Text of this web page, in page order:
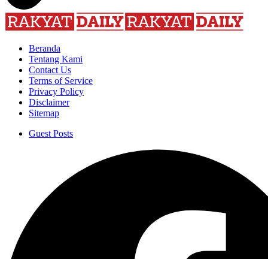
Beranda
Tentang Kami
Contact Us
Terms of Service
Privacy Policy
Disclaimer
Sitemap
Guest Posts